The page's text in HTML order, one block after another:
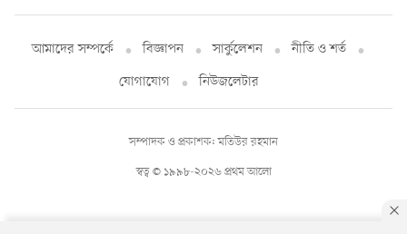
আমাদের সম্পর্কে বিজ্ঞাপন সার্কুলেশন
নীতি ও শর্ত
যোগাযোগ
নিউজলেটার
স্বত্ব © ১৯৯৮-২০২৬ প্রথম আলো
সম্পাদক ও প্রকাশক: মতিউর রহমান